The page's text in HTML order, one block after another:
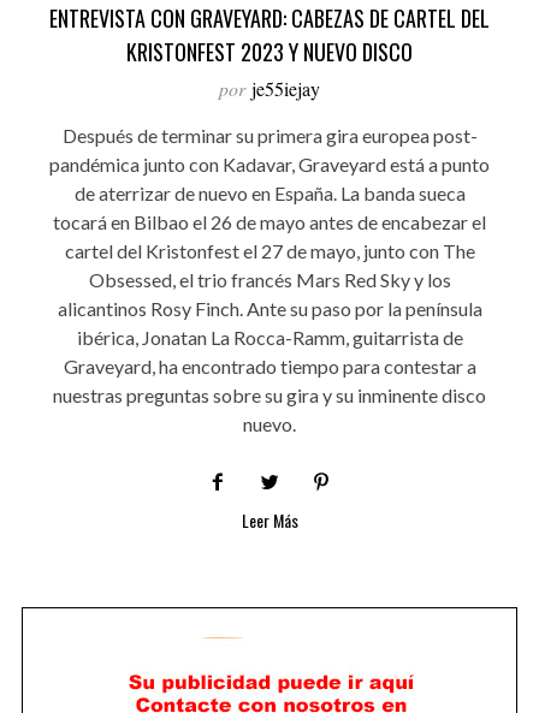
ENTREVISTA CON GRAVEYARD: CABEZAS DE CARTEL DEL
KRISTONFEST 2023 Y NUEVO DISCO
por je55iejay
Después de terminar su primera gira europea post-
pandémica junto con Kadavar, Graveyard está a punto
de aterrizar de nuevo en España. La banda sueca
tocará en Bilbao el 26 de mayo antes de encabezar el
cartel del Kristonfest el 27 de mayo, junto con The
Obsessed, el trio francés Mars Red Sky y los
alicantinos Rosy Finch. Ante su paso por la península
ibérica, Jonatan La Rocca-Ramm, guitarrista de
Graveyard, ha encontrado tiempo para contestar a
nuestras preguntas sobre su gira y su inminente disco
nuevo.
Leer Más